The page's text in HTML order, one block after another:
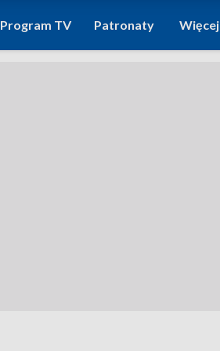
Program TV Patronaty Więcej